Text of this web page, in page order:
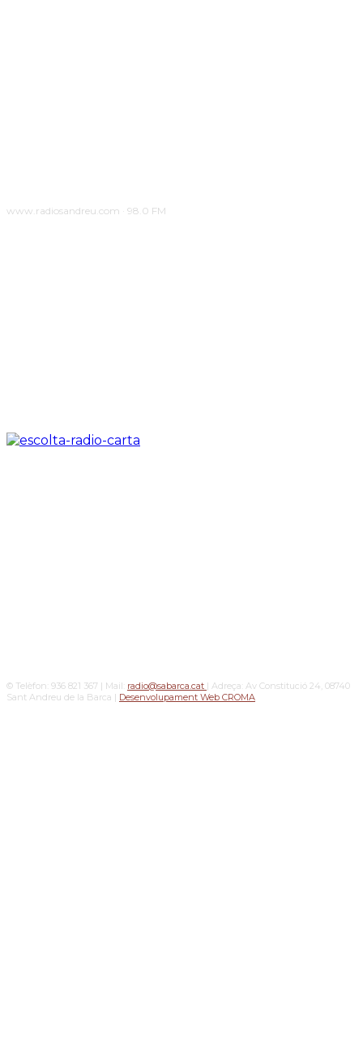
www.radiosandreu.com · 98.0 FM
© Telèfon: 936 821 367 | Mail: radio@sabarca.cat | Adreça: Av Constitució 24, 08740
Sant Andreu de la Barca | Desenvolupament Web CROMA